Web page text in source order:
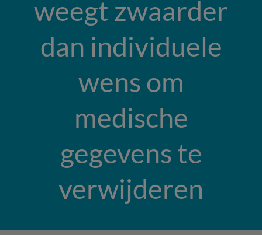
weegt zwaarder
dan individuele
wens om
medische
gegevens te
verwijderen